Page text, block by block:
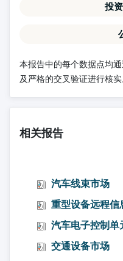
投
本报告中的每个数据点均
及严格的交叉验证进行核实
相关报告
汽车线束市场
重型设备远程信
汽车电子控制单
交通设备市场